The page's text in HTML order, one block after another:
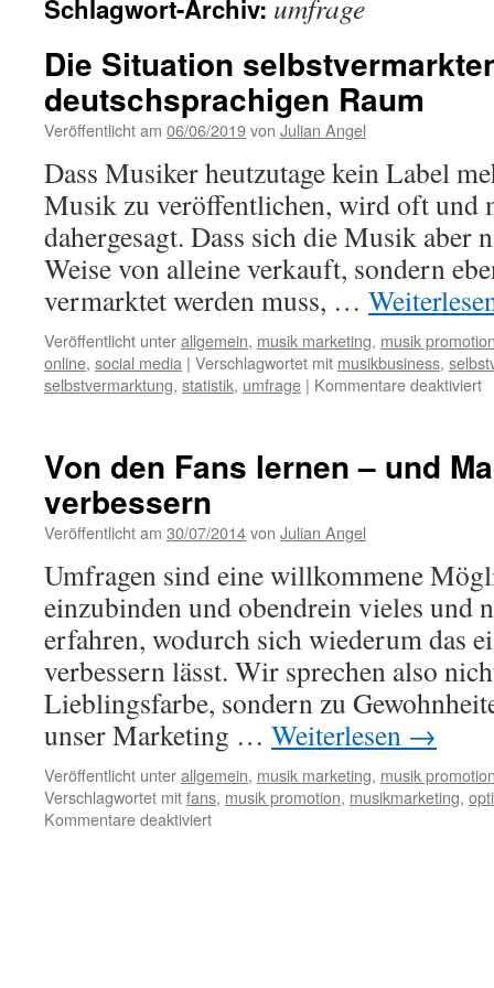
Schlagwort-Archiv: umfrage
Die Situation
deutschsprachigen Raum
Veröffentlicht am 06/06/2019von Julian Angel
Dass Musiker heutzutage kein Label
Musik zu veröffentlichen, wird oft und
dahergesagt. Dass sich die Musik aber
Weise von alleine verkauft, sondern
vermarktet werden muss, …
Veröffentlicht unterallgemein, musik marketing, musik
online, social media | Verschlagwortet mit musikbusiness,
selbstvermarktung, statistik, umfrage | Kommentare deaktiviert
Von den Fans lernen – und
verbessern
Veröffentlicht am 30/07/2014von Julian Angel
Umfragen sind eine willkommene
einzubinden und obendrein vieles und
erfahren, wodurch sich wiederum das
verbessern lässt. Wir sprechen also
Lieblingsfarbe, sondern zu
unser Marketing … Weiterlesen →
Veröffentlicht unterallgemein, musik marketing, musik
Verschlagwortet mitfans, musik promotion, musikmarketing,
Kommentare deaktiviert